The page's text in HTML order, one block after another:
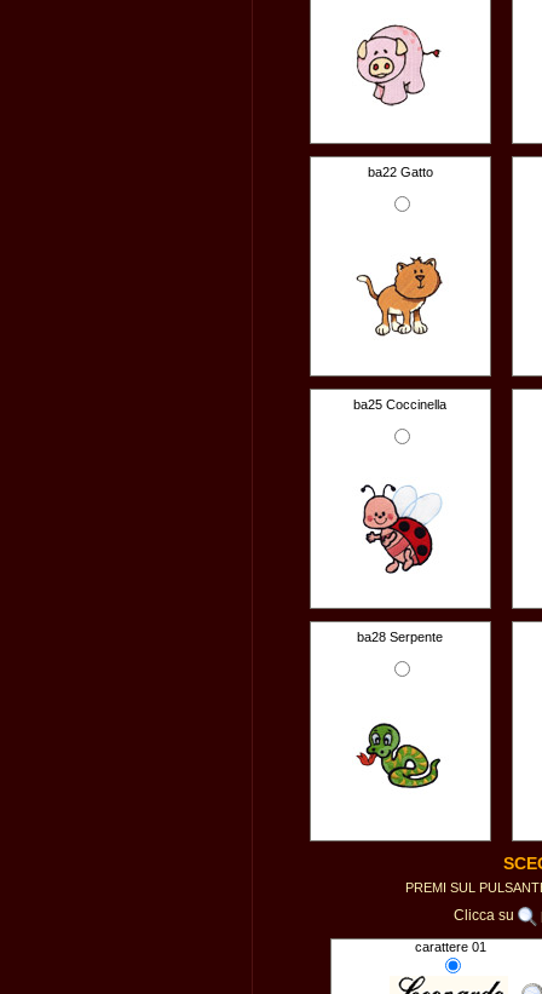
ba22 Gatto
ba25 Coccinella
ba28 Serpente
PREMI SUL
Clicca su
carattere 01